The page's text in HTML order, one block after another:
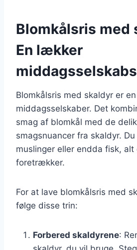
Blomkålsris med
En lækker
Blomkålsris med skaldyr er
middagsselskaber. Det
smag af blomkål med de
smagsnuancer fra skaldyr.
muslinger eller endda fisk,
foretrækker.
For at lave blomkålsris med
følge disse trin:
Forbered skaldyrene: